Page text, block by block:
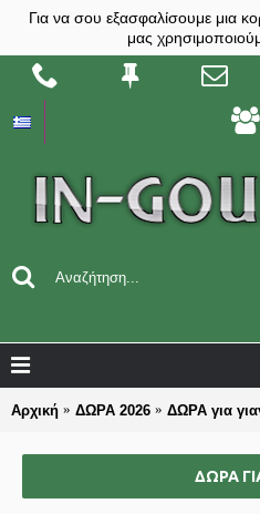
Για να σου εξασφαλίσουμε μια
μας
Αρχική ΔΩΡΑ 2026 ΔΩΡΑ για
ΔΩΡΑ